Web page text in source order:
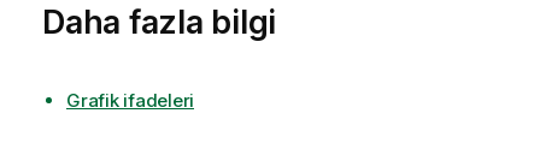
Daha fazla bilgi
Grafik ifadeleri